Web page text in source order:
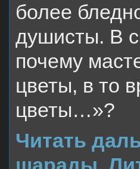
более
душисты. В
почему
цветы, в то
цветы…»?
Читать